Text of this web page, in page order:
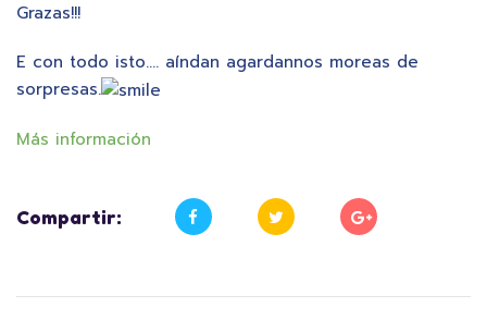
Grazas!!!
E con todo isto…. aíndan agardannos moreas de
sorpresas.
Más información
Compartir: